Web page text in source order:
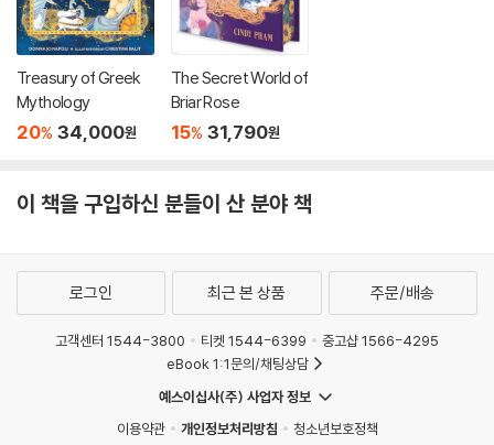
Treasury of Greek
Mythology
20% 34,000원
The Secret World of
Briar Rose
15% 31,790원
이 책을 구입하신 분들이 산 분야 책
로그인 최근 본 상품 주문/배송
고객센터 1544-3800 티켓 1544-6399
중고샵 1566-4295
eBook 1:1문의/채팅상담
예스이십사(주) 사업자 정보
이용약관
개인정보처리방침
청소년보호정책